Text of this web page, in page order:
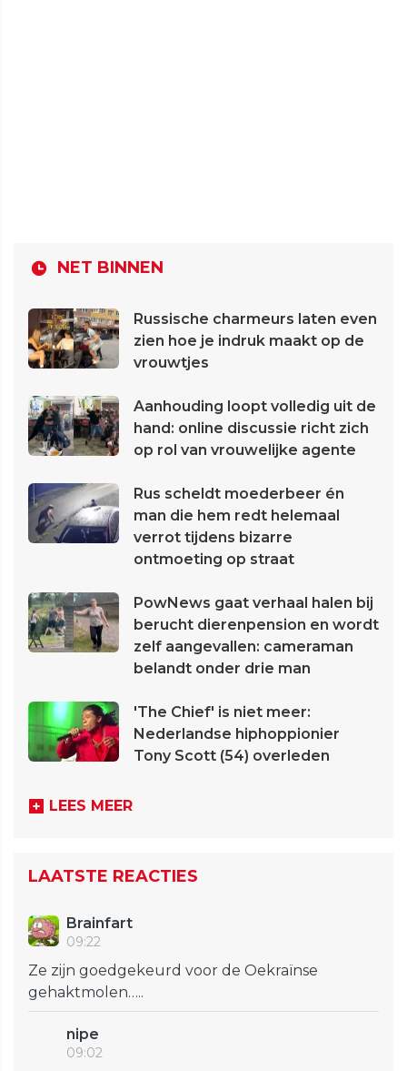
NET BINNEN
Russische charmeurs laten even
zien hoe je indruk maakt op de
vrouwtjes
Aanhouding loopt volledig uit de
hand: online discussie richt zich
op rol van vrouwelijke agente
Rus scheldt moederbeer én
man die hem redt helemaal
verrot tijdens bizarre
ontmoeting op straat
PowNews gaat verhaal halen bij
berucht dierenpension en wordt
zelf aangevallen: cameraman
belandt onder drie man
'The Chief' is niet meer:
Nederlandse hiphoppionier
Tony Scott (54) overleden
LEES MEER
LAATSTE REACTIES
Brainfart
09:22
Ze zijn goedgekeurd voor de Oekraïnse
gehaktmolen…..
nipe
09:02